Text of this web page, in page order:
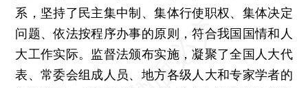
系，坚持了民主集中制、集体行使职权、集体决定
问题、依法按程序办事的原则，符合我国国情和人
大工作实际。监督法颁布实施，凝聚了全国人大代
表、常委会组成人员、地方各级人大和专家学者的